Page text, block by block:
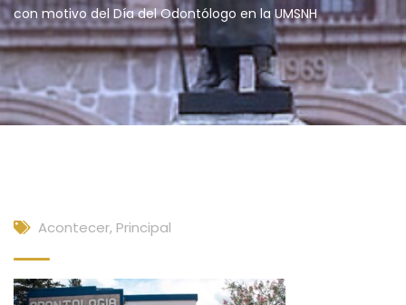
con motivo del Día del Odontólogo en la UMSNH
Acontecer, Principal